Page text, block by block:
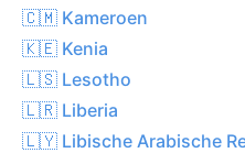
🇨🇲 Kameroen
🇰🇪 Kenia
🇱🇸 Lesotho
🇱🇷 Liberia
🇱🇾 Libische Arabische